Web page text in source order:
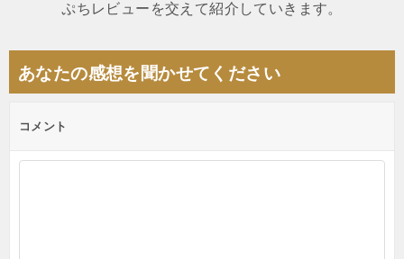
シ
ョ
ぷちレビューを交えて紹介していきます。
あなたの感想を聞かせてください
コメント